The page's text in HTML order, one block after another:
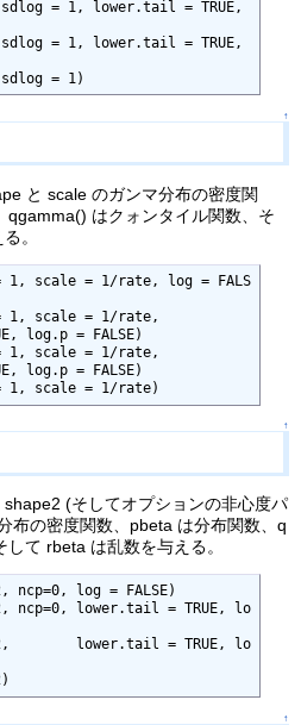
= 1, lower.tail = TRUE,
= 1, lower.tail = TRUE,
= 1)
↑
と scale のガンマ分布の密度関
はクォンタイル関数、そ
。
1, scale = 1/rate, log = FALS
= 1, scale = 1/rate,
1, scale = 1/rate,
1, scale = 1/rate)
↑
(そしてオプションの非心度パ
布の密度関数、pbeta は分布関数、q
て rbeta は乱数を与える。
ncp=0, log = FALSE)
ncp=0, lower.tail = TRUE, lo
lower.tail = TRUE, lo
↑